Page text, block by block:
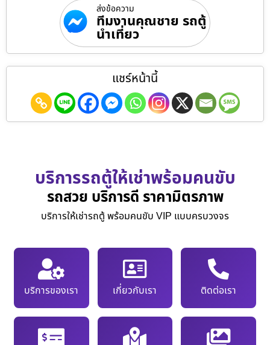
ส่งข้อความ
ทีมงานคุณชาย รถตู้
นำเที่ยว
แชร์หน้านี้
บริการรถตู้ให้เช่าพร้อมคนขับ
รถสวย บริการดี ราคามิตรภาพ
บริการให้เช่ารถตู้ พร้อมคนขับ VIP แบบครบวงจร
บริการของเรา เกี่ยวกับเรา ติดต่อเรา